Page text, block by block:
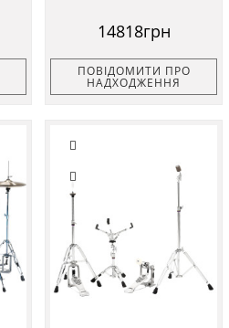
14818грн
ПОВІДОМИТИ ПРО
НАДХОДЖЕННЯ